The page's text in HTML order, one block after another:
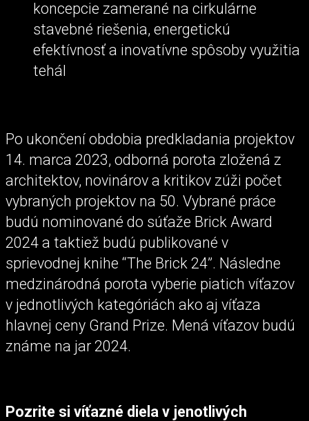
koncepcie zamerané na cirkulárne
stavebné riešenia, energetickú
efektívnosť a inovatívne spôsoby využitia
tehál
Po ukončení obdobia predkladania projektov
14. marca 2023, odborná porota zložená z
architektov, novinárov a kritikov zúži počet
vybraných projektov na 50. Vybrané práce
budú nominované do súťaže Brick Award
2024 a taktiež budú publikované v
sprievodnej knihe “The Brick 24”. Následne
medzinárodná porota vyberie piatich víťazov
v jednotlivých kategóriách ako aj víťaza
hlavnej ceny Grand Prize. Mená víťazov budú
známe na jar 2024.
Pozrite si víťazné diela v jenotlivých